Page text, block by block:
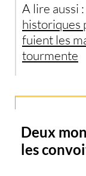
A lire aussi :
historiques
fuient les
tourmente
Deux
les